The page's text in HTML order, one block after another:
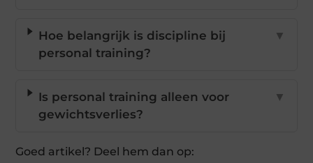
Hoe belangrijk is discipline bij
personal training?
▼
Is personal training alleen voor
gewichtsverlies?
▼
Goed artikel? Deel hem dan op: